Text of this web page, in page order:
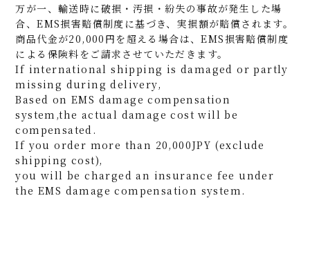
万が一、輸送時に破損・汚損・紛失の事故が発生した場
合、EMS損害賠償制度に基づき、実損額が賠償されます。
商品代金が20,000円を超える場合は、EMS損害賠償制度
による保険料をご請求させていただきます。
If international shipping is damaged or partly
missing during delivery,
Based on EMS damage compensation
system,the actual damage cost will be
compensated.
If you order more than 20,000JPY (exclude
shipping cost),
you will be charged an insurance fee under
the EMS damage compensation system.